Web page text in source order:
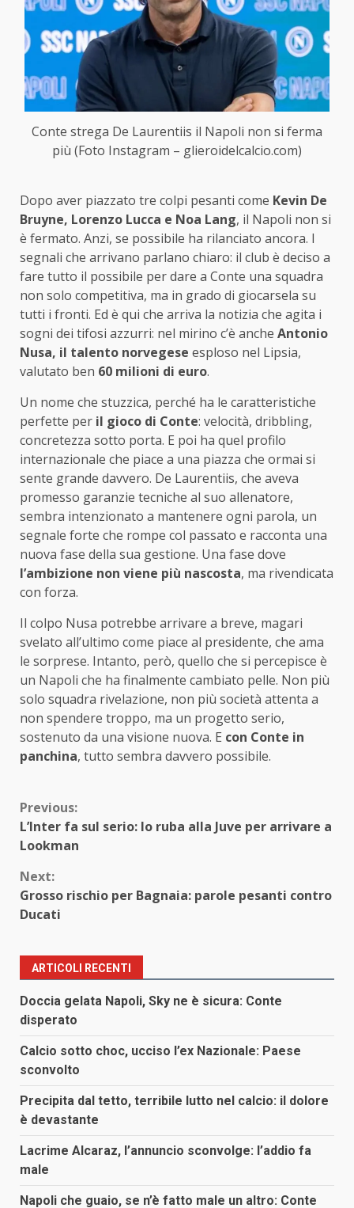
Conte strega De Laurentiis il Napoli non si ferma
più (Foto Instagram – glieroidelcalcio.com)
Dopo aver piazzato tre colpi pesanti come Kevin De
Bruyne, Lorenzo Lucca e Noa Lang, il Napoli non si
è fermato. Anzi, se possibile ha rilanciato ancora. I
segnali che arrivano parlano chiaro: il club è deciso a
fare tutto il possibile per dare a Conte una squadra
non solo competitiva, ma in grado di giocarsela su
tutti i fronti. Ed è qui che arriva la notizia che agita i
sogni dei tifosi azzurri: nel mirino c’è anche Antonio
Nusa, il talento norvegese esploso nel Lipsia,
valutato ben 60 milioni di euro.
Un nome che stuzzica, perché ha le caratteristiche
perfette per il gioco di Conte: velocità, dribbling,
concretezza sotto porta. E poi ha quel profilo
internazionale che piace a una piazza che ormai si
sente grande davvero. De Laurentiis, che aveva
promesso garanzie tecniche al suo allenatore,
sembra intenzionato a mantenere ogni parola, un
segnale forte che rompe col passato e racconta una
nuova fase della sua gestione. Una fase dove
l’ambizione non viene più nascosta, ma rivendicata
con forza.
Il colpo Nusa potrebbe arrivare a breve, magari
svelato all’ultimo come piace al presidente, che ama
le sorprese. Intanto, però, quello che si percepisce è
un Napoli che ha finalmente cambiato pelle. Non più
solo squadra rivelazione, non più società attenta a
non spendere troppo, ma un progetto serio,
sostenuto da una visione nuova. E con Conte in
panchina, tutto sembra davvero possibile.
Continue
Reading
Previous:
L’Inter fa sul serio: lo ruba alla Juve per arrivare a
Lookman
Next:
Grosso rischio per Bagnaia: parole pesanti contro
Ducati
ARTICOLI RECENTI
Doccia gelata Napoli, Sky ne è sicura: Conte
disperato
Calcio sotto choc, ucciso l’ex Nazionale: Paese
sconvolto
Precipita dal tetto, terribile lutto nel calcio: il dolore
è devastante
Lacrime Alcaraz, l’annuncio sconvolge: l’addio fa
male
Napoli che guaio, se n’è fatto male un altro: Conte